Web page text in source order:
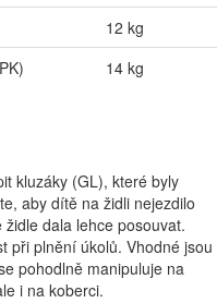
12 kg
14 kg
kluzáky (GL), které byly
aby dítě na židli nejezdilo
dala lehce posouvat.
při plnění úkolů. Vhodné jsou
pohodlně manipuluje na
i na koberci.